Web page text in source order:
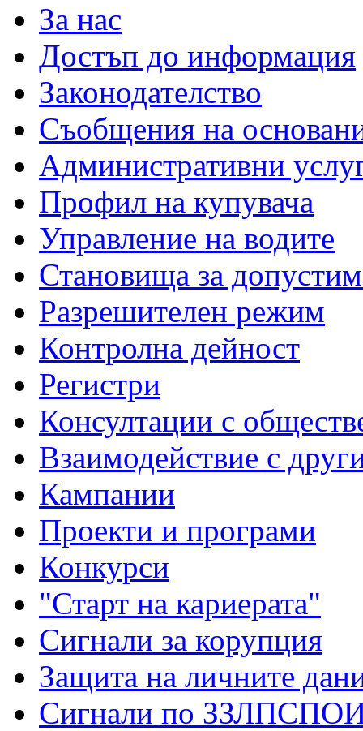
За нас
Достъп до информация
Законодателство
Съобщения на
Административни
Профил на купувача
Управление на водите
Становища за
Разрешителен режим
Контролна дейност
Регистри
Консултации с
Взаимодействие с
Кампании
Проекти и програми
Конкурси
"Старт на кариерата"
Сигнали за корупция
Защита на личните
Сигнали по